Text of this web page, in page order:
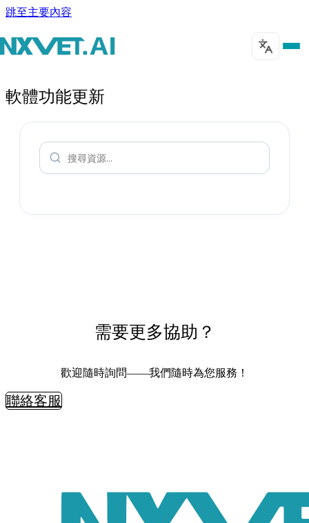
跳至主要內容
軟體功能更新
需要更多協助？
歡迎隨時詢問——我們隨時為您服務！
聯絡客服